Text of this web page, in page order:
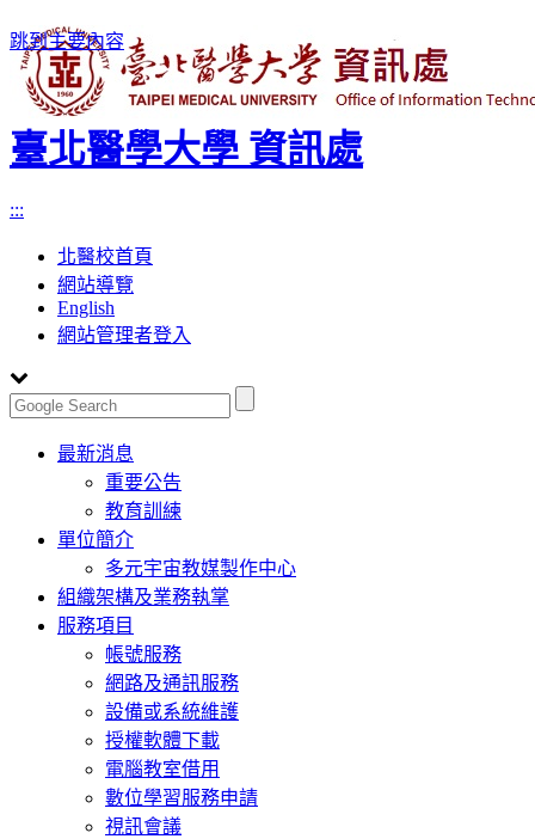
跳到主要內容
臺北醫學大學 資訊處
:::
北醫校首頁
網站導覽
English
網站管理者登入
Toggle
navigation
最新消息
重要公告
教育訓練
單位簡介
多元宇宙教媒製作中心
組織架構及業務執掌
服務項目
帳號服務
網路及通訊服務
設備或系統維護
授權軟體下載
電腦教室借用
數位學習服務申請
視訊會議